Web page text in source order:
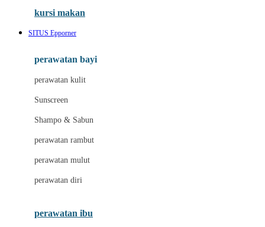
Leclerc
Lee Vierra
Lillebaby
Little Bird Told Me
Little Miss Janis
London Taxi
Love To Dream
M
Magformers
kursi makan
SITUS Epporner
perawatan bayi
perawatan kulit
Sunscreen
Shampo & Sabun
perawatan rambut
perawatan mulut
perawatan diri
perawatan ibu